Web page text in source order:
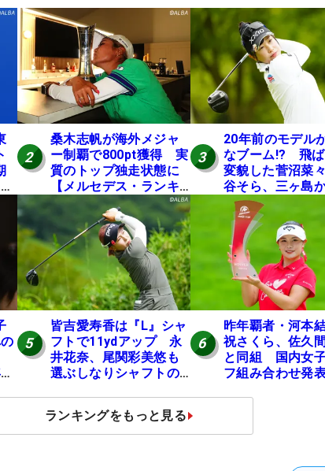
2
桑木志帆が海外メジャ
ー制覇で800pt獲得 実
質のトップ独走状態に
【メルセデス・ランキ
ング番外編】
3
20年前のモデル
なブーム!? 飛ば
変貌した菅沼菜
谷そら、三ヶ島
使う“名器”が人
由【ツアープロた
の“飛ばしギア”】
5
皆吉愛寿香は『L』シャ
フトで11ydアップ 永
井花奈、尾関彩美悠も
選ぶしなりシャフトの
6
昨年覇者・河本
祝さくら、佐久
と同組 国内女
フ組み合わせ発
ランキングをもっと見る